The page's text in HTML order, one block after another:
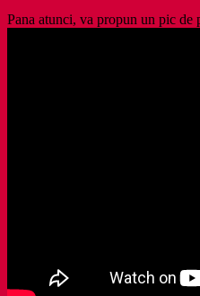
Pana atunci, va propun un pic de